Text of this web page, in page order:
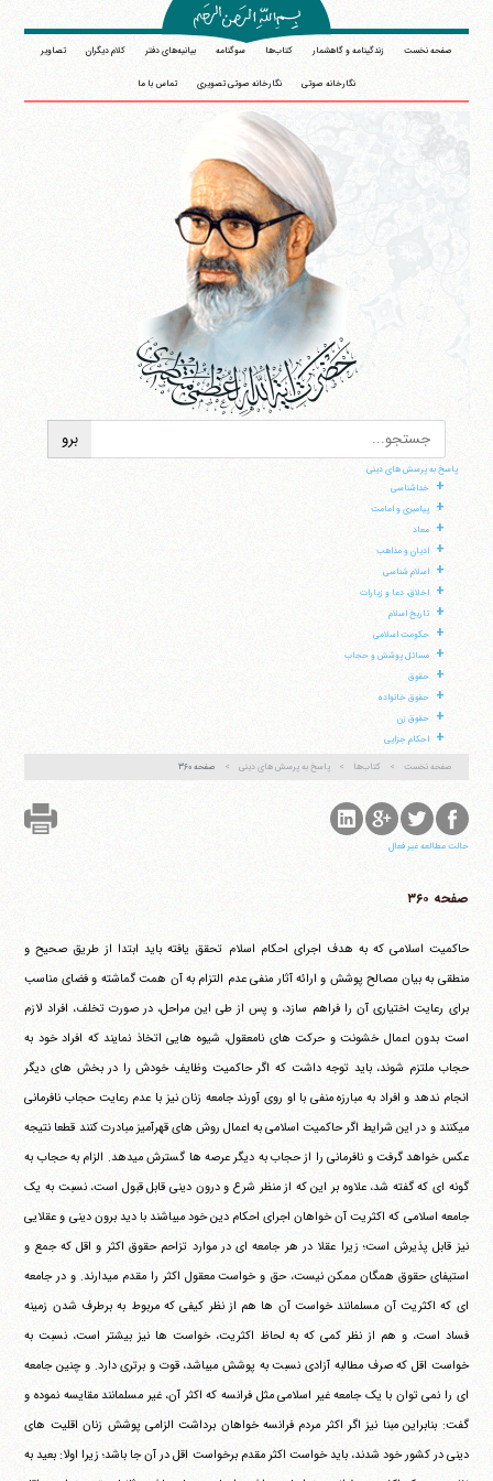
صفحه نخست زندگینامه و گاهشمار کتاب‌ها سوگنامه بیانیه‌های دفتر کلام دیگران تصاویر
نگارخانه صوتی نگارخانه صوتی تصویری تماس با ما
پاسخ به پرسش های دینی
+ خداشناسی
+ پیامبری و امامت
+ معاد
+ ادیان و مذاهب
+ اسلام شناسی
+ اخلاق، دعا و زیارات
+ تاریخ اسلام
+ حکومت اسلامی
+ مسائل پوشش و حجاب
+ حقوق
+ حقوق خانواده
+ حقوق زن
+ احکام جزایی
صفحه نخست کتاب‌ها پاسخ به پرسش های دینی صفحه ۳۶۰
حالت مطالعه غیر فعال
صفحه ۳۶۰
حاکمیت اسلامی که به هدف اجرای احکام اسلام تحقق یافته باید ابتدا از طریق صحیح و
منطقی به بیان مصالح پوشش و ارائه آثار منفی عدم التزام به آن همت گماشته و فضای مناسب
برای رعایت اختیاری آن را فراهم سازد، و پس از طی این مراحل، در صورت تخلف، افراد لازم
است بدون اعمال خشونت و حرکت های نامعقول، شیوه هایی اتخاذ نمایند که افراد خود به
حجاب ملتزم شوند، باید توجه داشت که اگر حاکمیت وظایف خودش را در بخش های دیگر
انجام ندهد و افراد به مبارزه منفی با او روی آورند جامعه زنان نیز با عدم رعایت حجاب نافرمانی
می‎کنند و در این شرایط اگر حاکمیت اسلامی به اعمال روش های قهرآمیز مبادرت کنند قطعا نتیجه
عکس خواهد گرفت و نافرمانی را از حجاب به دیگر عرصه ها گسترش می‎دهد. الزام به حجاب به
گونه ای که گفته شد، علاوه بر این که از منظر شرع و درون دینی قابل قبول است، نسبت به یک
جامعه اسلامی که اکثریت آن خواهان اجرای احکام دین خود می‎باشند با دید برون دینی و عقلایی
نیز قابل پذیرش است؛ زیرا عقلا در هر جامعه ای در موارد تزاحم حقوق اکثر و اقل که جمع و
استیفای حقوق همگان ممکن نیست، حق و خواست معقول اکثر را مقدم می‎دارند. و در جامعه
ای که اکثریت آن مسلمانند خواست آن ها هم از نظر کیفی که مربوط به برطرف شدن زمینه
فساد است، و هم از نظر کمی که به لحاظ اکثریت، خواست ها نیز بیشتر است، نسبت به
خواست اقل که صرف مطالبه آزادی نسبت به پوشش می‎باشد، قوت و برتری دارد. و چنین جامعه
ای را نمی توان با یک جامعه غیر اسلامی مثل فرانسه که اکثر آن، غیر مسلمانند مقایسه نموده و
گفت: بنابراین مبنا نیز اگر اکثر مردم فرانسه خواهان برداشت الزامی پوشش زنان اقلیت های
دینی در کشور خود شدند، باید خواست اکثر مقدم برخواست اقل در آن جا باشد؛ زیرا اولا: بعید به